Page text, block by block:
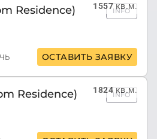
1557кв.м.
Residence) INFO
ОСТАВИТЬ ЗАЯВКУ
1824кв.м.
Residence) INFO